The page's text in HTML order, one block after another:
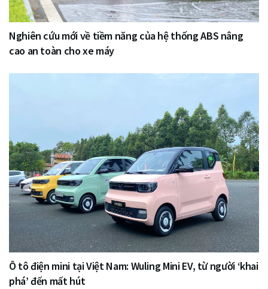
Nghiên cứu mới về tiềm năng của hệ thống ABS nâng
cao an toàn cho xe máy
Ô tô điện mini tại Việt Nam: Wuling Mini EV, từ người ‘khai
phá’ đến mất hút